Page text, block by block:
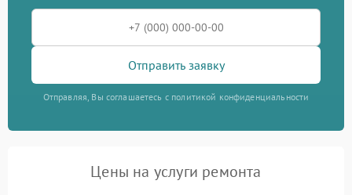
Отправить заявку
Отправляя, Вы соглашаетесь с политикой конфиденциальности
Цены на услуги ремонта